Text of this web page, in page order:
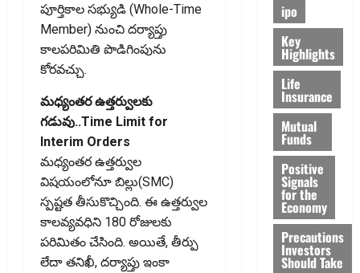
పూర్తికాల సభ్యుడి (Whole-Time
Member) నుంచి దర్యాప్తు
కాలపరిమితి పొడిగింపును
కోరవచ్చు.
మధ్యంతర ఉత్తర్వులకు
గడువు..Time Limit for
Interim Orders
మధ్యంతర ఉత్తర్వుల
విషయంలోనూ బిల్లు(SMC)
స్పష్టత తీసుకొచ్చింది. ఈ ఉత్తర్వుల
కాలవ్యవధిని 180 రోజులకు
పరిమితం చేసింది. అయితే, తీర్పు
లేదా తనిఖీ, దర్యాప్తు ఇంకా
ipo
Key
Highlights
Life
Insurance
Mutual
Funds
Positive
Signals
for the
Economy
Precautions
Investors
Should Take